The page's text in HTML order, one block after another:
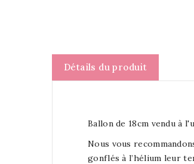
Détails du produit
Ballon de 18cm vendu à
Nous vous
gonflés à l’hélium leur